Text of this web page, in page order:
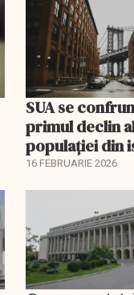
SUA se
primul declin
populației din
16 FEBRUARIE 2026